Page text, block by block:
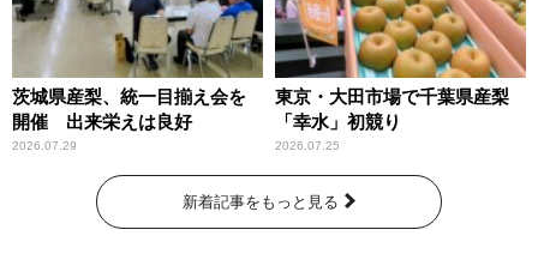
茨城県産梨、統一目揃え会を
開催 出来栄えは良好
2026.07.29
東京・大田市場で千葉県産梨
「幸水」初競り
2026.07.25
新着記事をもっと見る